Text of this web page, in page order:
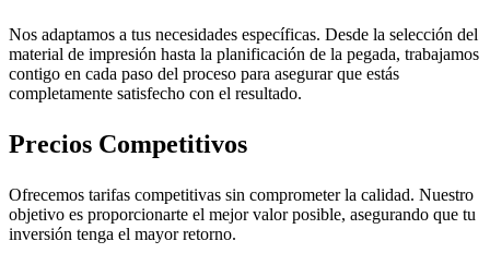
Nos adaptamos a tus necesidades específicas. Desde la selección del
material de impresión hasta la planificación de la pegada, trabajamos
contigo en cada paso del proceso para asegurar que estás
completamente satisfecho con el resultado.
Precios Competitivos
Ofrecemos tarifas competitivas sin comprometer la calidad. Nuestro
objetivo es proporcionarte el mejor valor posible, asegurando que tu
inversión tenga el mayor retorno.